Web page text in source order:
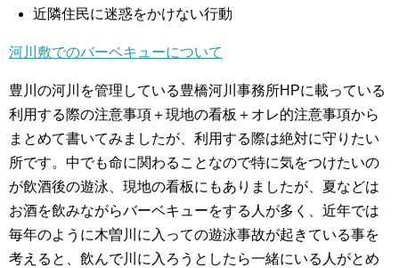
近隣住民に迷惑をかけない行動
河川敷でのバーベキューについて
豊川の河川を管理している豊橋河川事務所HPに載っている
利用する際の注意事項＋現地の看板＋オレ的注意事項から
まとめて書いてみましたが、利用する際は絶対に守りたい
所です。中でも命に関わることなので特に気をつけたいの
が飲酒後の遊泳、現地の看板にもありましたが、夏などは
お酒を飲みながらバーベキューをする人が多く、近年では
毎年のように木曽川に入っての遊泳事故が起きている事を
考えると、飲んで川に入ろうとしたら一緒にいる人がとめ